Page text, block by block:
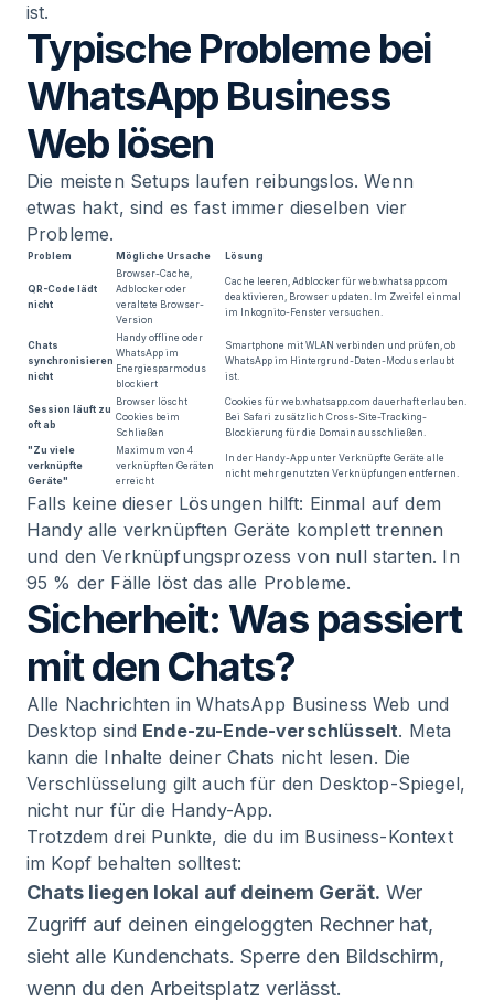
ist.
Typische Probleme bei
WhatsApp Business
Web lösen
Die meisten Setups laufen reibungslos. Wenn
etwas hakt, sind es fast immer dieselben vier
Probleme.
Problem Mögliche Ursache Lösung
QR-Code lädt
nicht
Browser-Cache,
Adblocker oder
veraltete Browser-
Version
Cache leeren, Adblocker für web.whatsapp.com
deaktivieren, Browser updaten. Im Zweifel einmal
im Inkognito-Fenster versuchen.
Chats
synchronisieren
nicht
Handy offline oder
WhatsApp im
Energiesparmodus
blockiert
Smartphone mit WLAN verbinden und prüfen, ob
WhatsApp im Hintergrund-Daten-Modus erlaubt
ist.
Session läuft zu
oft ab
Browser löscht
Cookies beim
Schließen
Cookies für web.whatsapp.com dauerhaft erlauben.
Bei Safari zusätzlich Cross-Site-Tracking-
Blockierung für die Domain ausschließen.
"Zu viele
verknüpfte
Geräte"
Maximum von 4
verknüpften Geräten
erreicht
In der Handy-App unter Verknüpfte Geräte alle
nicht mehr genutzten Verknüpfungen entfernen.
Falls keine dieser Lösungen hilft: Einmal auf dem
Handy alle verknüpften Geräte komplett trennen
und den Verknüpfungsprozess von null starten. In
95 % der Fälle löst das alle Probleme.
Sicherheit: Was passiert
mit den Chats?
Alle Nachrichten in WhatsApp Business Web und
Desktop sind Ende-zu-Ende-verschlüsselt. Meta
kann die Inhalte deiner Chats nicht lesen. Die
Verschlüsselung gilt auch für den Desktop-Spiegel,
nicht nur für die Handy-App.
Trotzdem drei Punkte, die du im Business-Kontext
im Kopf behalten solltest:
Chats liegen lokal auf deinem Gerät. Wer
Zugriff auf deinen eingeloggten Rechner hat,
sieht alle Kundenchats. Sperre den Bildschirm,
wenn du den Arbeitsplatz verlässt.